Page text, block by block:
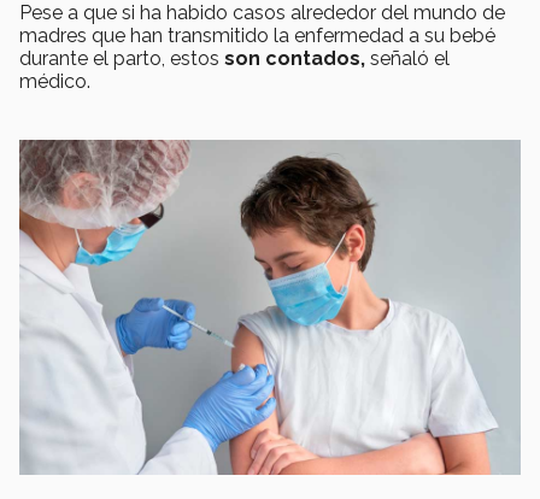
Pese a que si ha habido casos alrededor del mundo de
madres que han transmitido la enfermedad a su bebé
durante el parto, estos son contados, señaló el
médico.